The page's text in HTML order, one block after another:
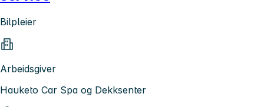
Bilpleier
Arbeidsgiver
Hauketo Car Spa og Dekksenter